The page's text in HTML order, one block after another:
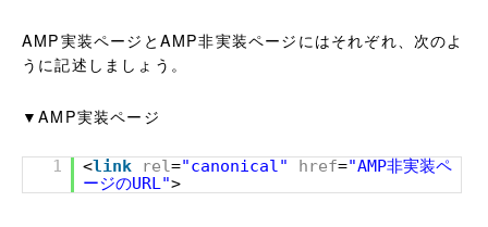
AMP実装ページとAMP非実装ページにはそれぞれ、次のよ
うに記述しましょう。
▼AMP実装ページ
1 <link rel="canonical" href="AMP非実装ペ
ージのURL">